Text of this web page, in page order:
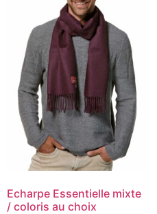
Echarpe Essentielle mixte
/ coloris au choix